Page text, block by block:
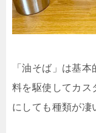
「油そば」は基
料を駆使してカス
にしても種類が凄